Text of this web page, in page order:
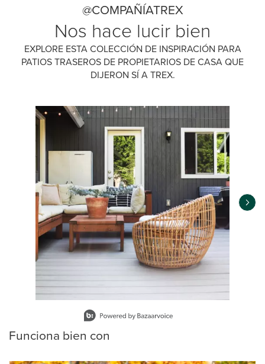
@COMPAÑÍATREX
Nos hace lucir bien
EXPLORE ESTA COLECCIÓN DE INSPIRACIÓN PARA
PATIOS TRASEROS DE PROPIETARIOS DE CASA QUE
DIJERON SÍ A TREX.
Media Carousel
Carousel with product photos. Use the previous and next
Funciona bien con